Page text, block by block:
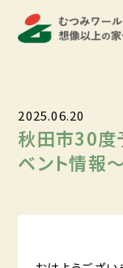
2025.06.20
秋田市30度
ベント情報～